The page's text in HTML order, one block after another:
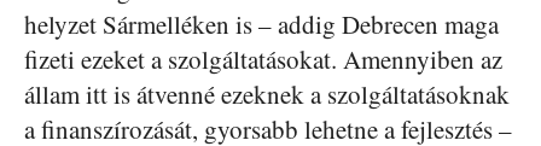
helyzet Sármelléken is – addig Debrecen maga
fizeti ezeket a szolgáltatásokat. Amennyiben az
állam itt is átvenné ezeknek a szolgáltatásoknak
a finanszírozását, gyorsabb lehetne a fejlesztés –